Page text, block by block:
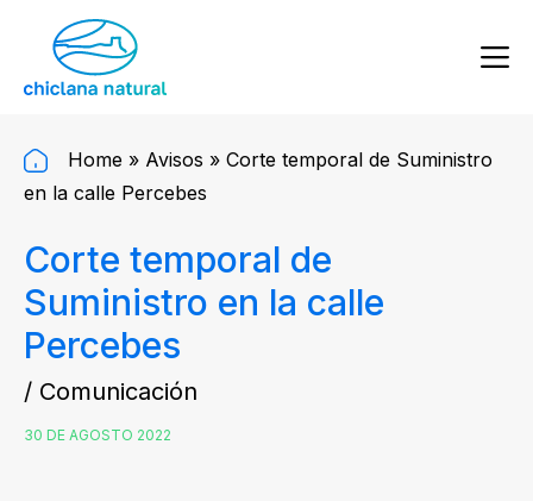
Home » Avisos » Corte temporal de Suministro
en la calle Percebes
Corte temporal de
Suministro en la calle
Percebes
/ Comunicación
30 DE AGOSTO 2022